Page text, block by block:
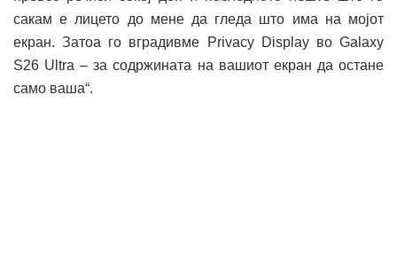
сакам е лицето до мене да гледа што има на мојот
екран. Затоа го вградивме Privacy Display во Galaxy
S26 Ultra – за содржината на вашиот екран да остане
само ваша“.